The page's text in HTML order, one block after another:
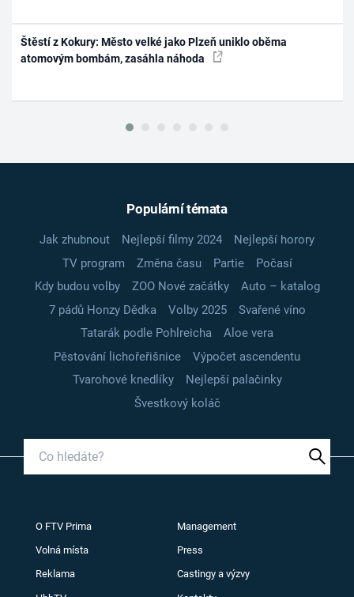
Štěstí z Kokury: Město velké jako Plzeň uniklo oběma
atomovým bombám, zasáhla náhoda
Populární témata
Jak zhubnout Nejlepší filmy 2024
Nejlepší horory
TV program
Změna času Partie
Počasí
Kdy budou volby
ZOO Nové začátky
Auto – katalog
7 pádů Honzy Dědka
Volby 2025
Svařené víno
Tatarák podle Pohlreicha
Aloe vera
Pěstování lichořeřišnice
Výpočet ascendentu
Tvarohové knedlíky
Nejlepší palačinky
Švestkový koláč
O FTV Prima Management
Volná místa Press
Reklama Castingy a výzvy